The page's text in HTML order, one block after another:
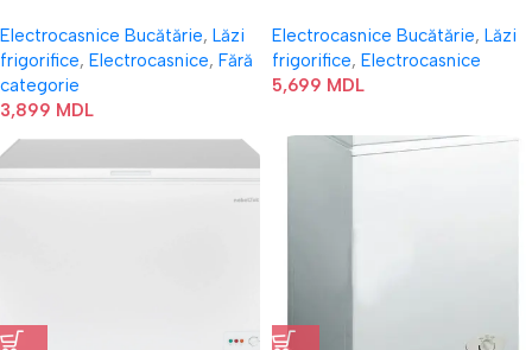
Electrocasnice Bucătărie, Lăzi
frigorifice, Electrocasnice, Fără
categorie
3,899 MDL
Electrocasnice Bucătărie, Lăzi
frigorifice, Electrocasnice
5,699 MDL